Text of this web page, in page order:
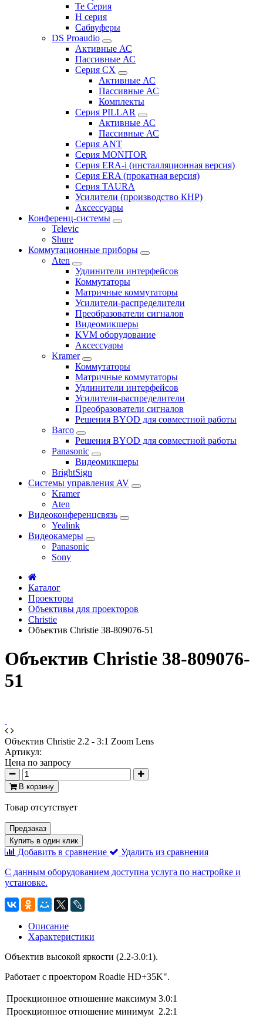
Te Серия
H серия
Сабвуферы
DS Proaudio
Активные АС
Пассивные АС
Серия CX
Активные АС
Пассивные АС
Комплекты
Серия PILLAR
Активные АС
Пассивные АС
Серия ANT
Серия MONITOR
Серия ERA-i (инсталляционная версия)
Серия ERA (прокатная версия)
Серия TAURA
Усилители (производство КНР)
Аксессуары
Конференц-системы
Televic
Shure
Коммутационные приборы
Aten
Удлинители интерфейсов
Коммутаторы
Матричные коммутаторы
Усилители-распределители
Преобразователи сигналов
Видеомикшеры
KVM оборудование
Аксессуары
Kramer
Коммутаторы
Матричные коммутаторы
Удлинители интерфейсов
Усилители-распределители
Преобразователи сигналов
Решения BYOD для совместной работы
Barco
Решения BYOD для совместной работы
Panasonic
Видеомикшеры
BrightSign
Системы управления AV
Kramer
Aten
Видеоконференцсвязь
Yealink
Видеокамеры
Panasonic
Sony
Каталог
Проекторы
Объективы для проекторов
Сhristie
Объектив Christie 38-809076-51
Объектив Christie 38-809076-
51
Объектив Christie 2.2 - 3:1 Zoom Lens
Артикул:
Цена по запросу
В корзину
Товар отсутствует
Предзаказ
Купить в один клик
Добавить в сравнение
Удалить из сравнения
С данным оборудованием доступна услуга по настройке и
установке.
Описание
Характеристики
Объектив высокой яркости (2.2-3.0:1).
Работает с проектором Roadie HD+35K".
Проекционное отношение максимум 3.0:1
Проекционное отношение минимум 2.2:1